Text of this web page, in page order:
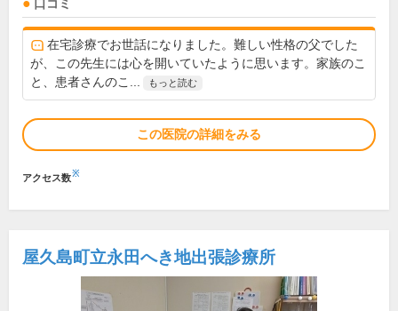
口コミ
在宅診療でお世話になりました。難しい性格の父でした
が、この先生には心を開いていたように思います。家族のこ
と、患者さんのこ...
もっと読む
この医院の詳細をみる
アクセス数※
屋久島町立永田へき地出張診療所